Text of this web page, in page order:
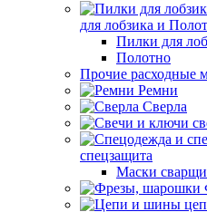
для лобзика и
Пилки для
Полотно
Прочие расходные
Ремни
Сверла
спецзащита
Маски